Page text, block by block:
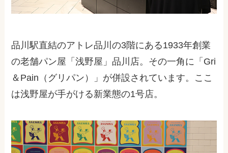
品川駅直結のアトレ品川の3階にある1933年創業
の老舗パン屋「浅野屋」品川店。その一角に「Gri
＆Pain（グリパン）」が併設されています。ここ
は浅野屋が手がける新業態の1号店。